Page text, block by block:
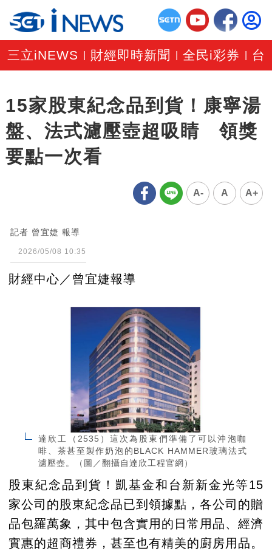
三立iNEWS 財經即時新聞 |全民i彩券 台
15家股東紀念品到貨！康寧湯
盤、法式濾壓壺超吸睛 領獎
要點一次看
A- A A+
記者 曾宜婕 報導
2026/05/08 10:35
財經中心／曾宜婕報導
達欣工（2535）這次為股東們準備了可以沖泡咖
啡、茶甚至製作奶泡的BLACK HAMMER玻璃法式
濾壓壺。（圖／翻攝自達欣工程官網）
股東紀念品到貨！凱基金和台新新金光等15
家公司的股東紀念品已到領據點，各公司的贈
品包羅萬象，其中包含實用的日常用品、經濟
實惠的超商禮券，甚至也有精美的廚房用品。